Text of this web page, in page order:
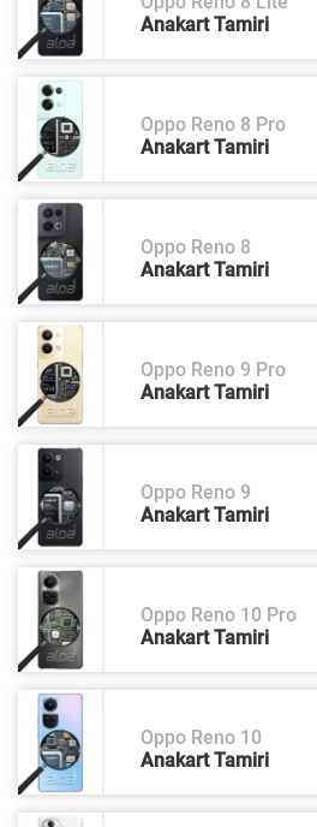
Anakart Tamiri
Oppo Reno 8 Pro
Anakart Tamiri
Oppo Reno 8
Anakart Tamiri
Oppo Reno 9 Pro
Anakart Tamiri
Oppo Reno 9
Anakart Tamiri
Oppo Reno 10 Pro
Anakart Tamiri
Oppo Reno 10
Anakart Tamiri